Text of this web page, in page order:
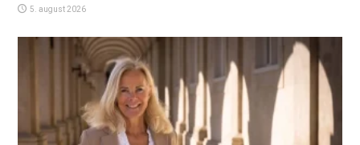
5. august 2026